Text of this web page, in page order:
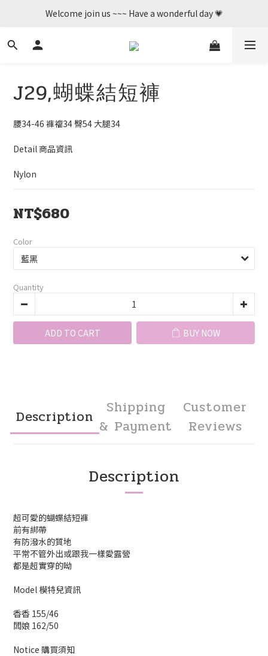
Welcome join us ~~~ Have a wonderful day 💗
Welcome join us ~~~ Have a wonderful day 💗
歡迎加入    新辦會員可享50購物金💛
J29,蝴蝶結短褲
腰34-46 褲襠34 臀54 大腿34
Detail 商品資訊
Nylon
NT$680
Color
Quantity
ADD TO CART BUY NOW
Description
Shipping
& Payment
Customer
Reviews
Description
超可愛的蝴蝶結短褲
前有綁帶
有防潑水的質地
平常不管外出或跟我一樣愛露營
都是超實穿的呦
Model 模特兒資訊
香香 155/46
闆娘 162/50
Notice 購買須知